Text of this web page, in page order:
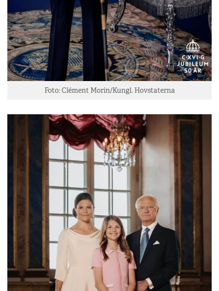
Foto: Clément Morin/Kungl. Hovstaterna